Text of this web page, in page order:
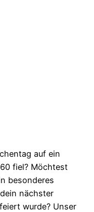
auf ein
fiel? Möchtest
besonderes
nächster
wurde? Unser